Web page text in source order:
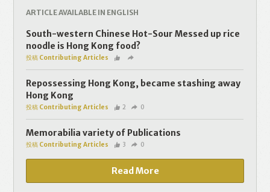
Like Facebook
WhatsApp
ARTICLE AVAILABLE IN ENGLISH
South-western Chinese Hot-Sour Messed up rice
noodle is Hong Kong food?
投稿 Contributing Articles
Repossessing Hong Kong, became stashing away
Hong Kong
投稿 Contributing Articles 2 0
Memorabilia variety of Publications
投稿 Contributing Articles 3 0
Read More